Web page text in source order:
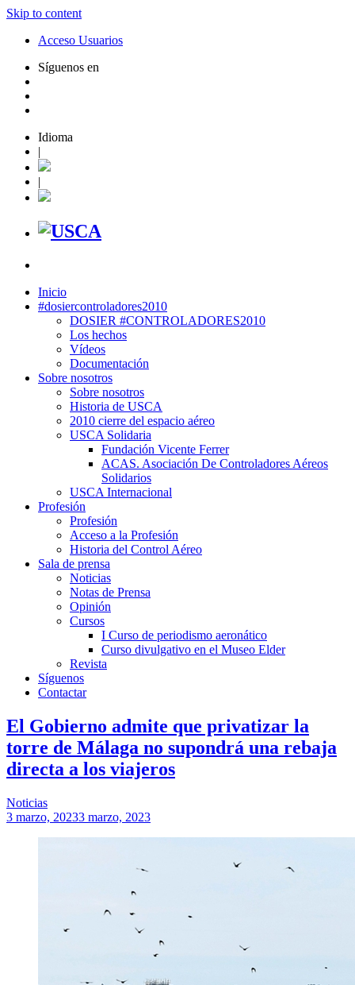
Skip to content
Acceso Usuarios
Síguenos en
Idioma
|
|
Inicio
#dosiercontroladores2010
DOSIER #CONTROLADORES2010
Los hechos
Vídeos
Documentación
Sobre nosotros
Sobre nosotros
Historia de USCA
2010 cierre del espacio aéreo
USCA Solidaria
Fundación Vicente Ferrer
ACAS. Asociación De Controladores Aéreos
Solidarios
USCA Internacional
Profesión
Profesión
Acceso a la Profesión
Historia del Control Aéreo
Sala de prensa
Noticias
Notas de Prensa
Opinión
Cursos
I Curso de periodismo aeronático
Curso divulgativo en el Museo Elder
Revista
Síguenos
Contactar
El Gobierno admite que privatizar la
torre de Málaga no supondrá una rebaja
directa a los viajeros
Noticias
3 marzo, 20233 marzo, 2023